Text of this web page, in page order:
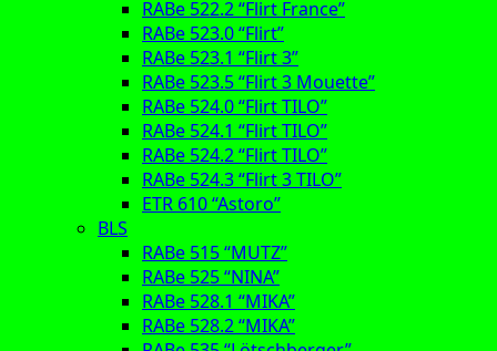
RABe 522.2 “Flirt France”
RABe 523.0 “Flirt”
RABe 523.1 “Flirt 3”
RABe 523.5 “Flirt 3 Mouette”
RABe 524.0 “Flirt TILO”
RABe 524.1 “Flirt TILO”
RABe 524.2 “Flirt TILO”
RABe 524.3 “Flirt 3 TILO”
ETR 610 “Astoro”
BLS
RABe 515 “MUTZ”
RABe 525 “NINA”
RABe 528.1 “MIKA”
RABe 528.2 “MIKA”